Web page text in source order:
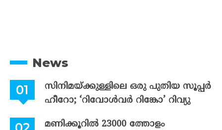
News
സിനിമയ്ക്കുള്ളിലെ ഒരു പുതിയ സൂപ്പർ
ഹീറോ; ‘റിവോൾവർ റിങ്കോ’ റിവ്യു
മണിക്കൂറിൽ 23000 ത്തോളം